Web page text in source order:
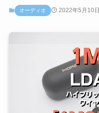
オーディオ 2022年5月10日